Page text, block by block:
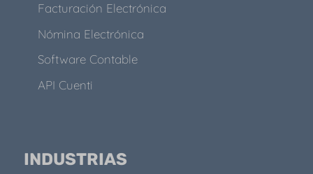
Facturación Electrónica
Nómina Electrónica
Software Contable
API Cuenti
INDUSTRIAS